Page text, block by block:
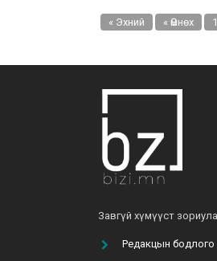
« Эхний « Өмнөх 1
Завгүй хүмүүст
Редакцын бодлого